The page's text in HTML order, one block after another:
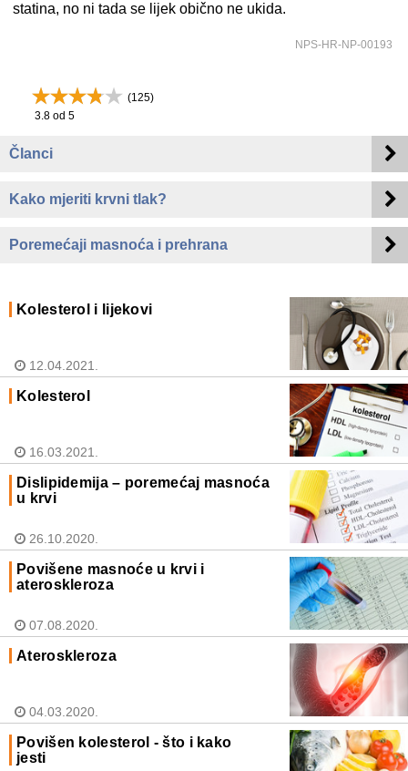
statina, no ni tada se lijek obično ne ukida.
NPS-HR-NP-00193
(125)
3.8 od 5
Članci
Kako mjeriti krvni tlak?
Poremećaji masnoća i prehrana
Kolesterol i lijekovi
12.04.2021.
Kolesterol
16.03.2021.
Dislipidemija – poremećaj masnoća
u krvi
26.10.2020.
Povišene masnoće u krvi i
ateroskleroza
07.08.2020.
Ateroskleroza
04.03.2020.
Povišen kolesterol - što i kako
jesti